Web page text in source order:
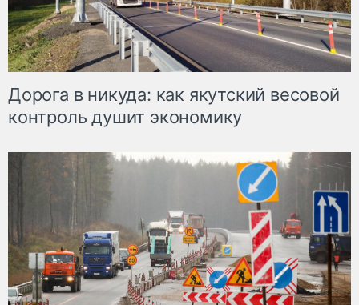
Дорога в никуда: как якутский весовой
контроль душит экономику